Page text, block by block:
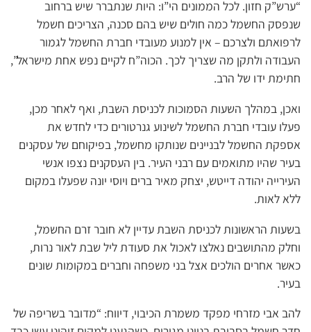
“ערש”ק חזון. לכל הממונים הי”ו: היות שנתברר שיש ברחוב
שנפסק החשמל כמה חולים שיש בהם סכנה, הצריכים חשמל
לרפואתם ולצרכם – אין למנוע מעובדי חברת החשמל לגמור
העבודה ולתקן מה שצריך לכך. הכוה”ח לקיים נפש אחת מישראל”,
חתימת ידו של הרב.
ואכן, במהלך השעות הסמוכות לכניסת השבת, ואף לאחר מכן,
פעלו עובדי חברת החשמל לשינוע גנרטורים כדי לחדש את
אספקת החשמל לבניינים שנותקו מחשמל, בפיקוחם של עסקנים
בעיר שהיו מתואמים עם רבני העיר. בין העסקנים נצפו אנשי
העירייה יהודה דייטש, יצחק מאיר ברים ויוסי יונה שפעלו במקום
ללא לאות.
בשעות הראשונות לכניסת השבת עדיין לא חובר זרם החשמל,
וחלק מהתושבים נאלצו לאכול את סעודת ליל שבת לאור נרות,
כאשר אחרים הולכים אצל בני משפחה וחברים במקומות שונים
בעיר.
להב אבי מזרחי מפקד משמרת הכיבוי, דיווח: “מדובר בשריפה של